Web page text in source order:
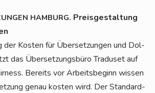
HAMBURG. Preis­ge­stal­tung
der Kos­ten für Über­set­zun­gen und Dol­
das Über­set­zungs­bü­ro Tra­du­set auf
Bereits vor Arbeits­be­ginn wis­sen
genau kos­ten wird. Der Stan­dard­